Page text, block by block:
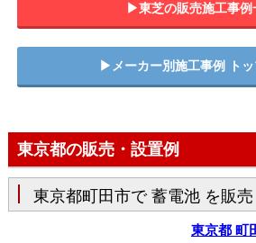
▶︎東芝の販売施工事例
▶︎メーカー別施工事例 ト
東京都の販売・設置例
東京都町田市で 蓄電池 を販売
東京都 町